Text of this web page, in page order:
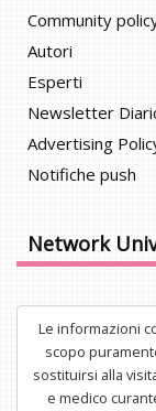
Community
Autori
Esperti
Newsletter
Advertising
Notifiche push
Network
Le informazioni
scopo
sostituirsi alla
e medico